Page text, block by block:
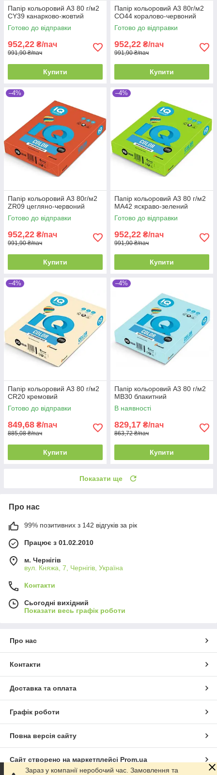
Папір кольоровий А3 80 г/м2
CY39 канарково-жовтий
Готово до відправки
952,22 ₴/пач
991,90 ₴/пач
Купити
Папір кольоровий А3 80г/м2
CO44 коралово-червоний
Готово до відправки
952,22 ₴/пач
991,90 ₴/пач
Купити
–4%
Папір кольоровий А3 80г/м2
ZR09 цегляно-червоний
Готово до відправки
952,22 ₴/пач
991,90 ₴/пач
Купити
–4%
Папір кольоровий А3 80 г/м2
MA42 яскраво-зелений
Готово до відправки
952,22 ₴/пач
991,90 ₴/пач
Купити
–4%
Папір кольоровий А3 80 г/м2
CR20 кремовий
Готово до відправки
849,68 ₴/пач
885,08 ₴/пач
Купити
–4%
Папір кольоровий А3 80 г/м2
MB30 блакитний
В наявності
829,17 ₴/пач
863,72 ₴/пач
Купити
Показати ще
Про нас
99% позитивних з 142 відгуків за рік
Працює з 01.02.2010
м. Чернігів
вул. Княжа, 7, Чернігів, Україна
Контакти
Сьогодні вихідний
Показати весь графік роботи
Про нас
Контакти
Доставка та оплата
Графік роботи
Повна версія сайту
Сайт створено на маркетплейсі Prom.ua
Зараз у компанії неробочий час. Замовлення та